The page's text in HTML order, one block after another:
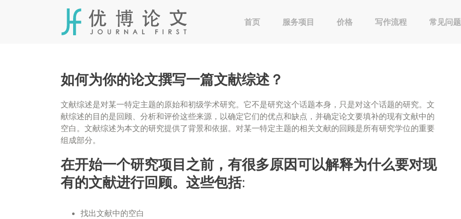
首页 服务项目 价格 写作流程 常见问题
如何为你的论文撰写一篇文献综述？
文献综述是对某一特定主题的原始和初级学术研究。它不是研究这个话题本身，只是对这个话题的研究。文
献综述的目的是回顾、分析和评价这些来源，以确定它们的优点和缺点，并确定论文要填补的现有文献中的
空白。文献综述为本文的研究提供了背景和依据。对某一特定主题的相关文献的回顾是所有研究学位的重要
组成部分。
在开始一个研究项目之前，有很多原因可以解释为什么要对现
有的文献进行回顾。这些包括:
找出文献中的空白